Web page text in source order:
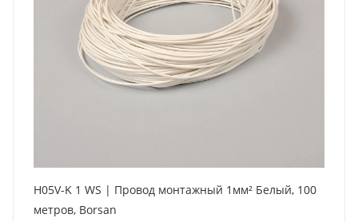
H05V-K 1 WS | Провод монтажный 1мм² Белый, 100
метров, Borsan